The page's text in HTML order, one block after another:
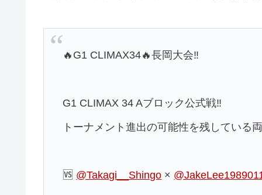
🔥G1 CLIMAX34🔥長岡大会‼️
G1 CLIMAX 34 Aブロック公式戦‼️
トーナメント進出の可能性を残してい
🆚 @Takagi__Shingo ×